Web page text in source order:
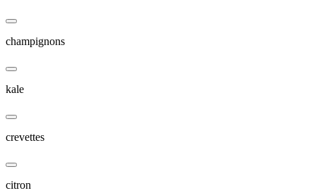
champignons
kale
crevettes
citron